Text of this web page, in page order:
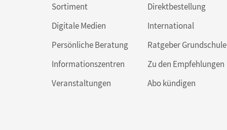
Sortiment
Digitale Medien
Persönliche Beratung
Informationszentren
Veranstaltungen
Direktbestellung
International
Ratgeber Grundschule
Zu den Empfehlungen
Abo kündigen